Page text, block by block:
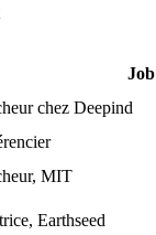
Job
chez Deepind
MIT
Earthseed